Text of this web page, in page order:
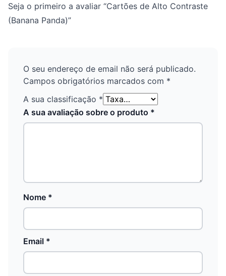
Seja o primeiro a avaliar “Cartões de Alto Contraste
(Banana Panda)”
O seu endereço de email não será publicado.
Campos obrigatórios marcados com *
A sua classificação *
A sua avaliação sobre o produto *
Nome *
Email *